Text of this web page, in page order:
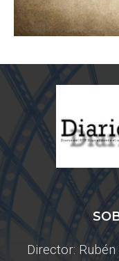
Director: